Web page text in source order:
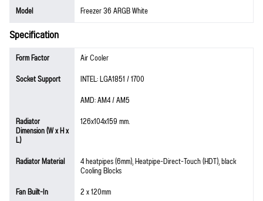
Model
Freezer 36 ARGB White
Specification
Form Factor
Air Cooler
Socket Support
INTEL: LGA1851 / 1700
AMD: AM4 / AM5
Radiator
Dimension (W x H x
L)
126x104x159 mm.
Radiator Material 4 heatpipes (6mm), Heatpipe-Direct-Touch (HDT), black
Cooling Blocks
Fan Built-In
2 x 120mm